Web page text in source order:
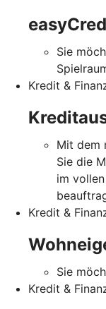
Sie
Kredit &
Mit dem
Sie die
im
Kredit &
Sie
Kredit &